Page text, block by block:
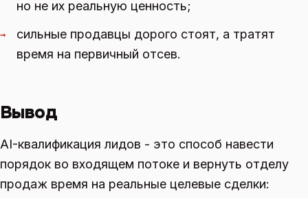
но не их реальную ценность;
→
сильные продавцы дорого стоят, а тратят
время на первичный отсев.
Вывод
AI-квалификация лидов - это способ навести
порядок во входящем потоке и вернуть отделу
продаж время на реальные целевые сделки: